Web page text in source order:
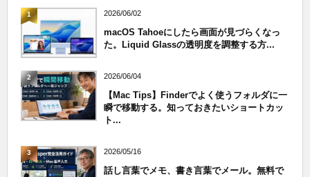
1 2026/06/02
macOS Tahoeにしたら画面が見づらくなっ
た。Liquid Glassの透明度を調整する方...
2 2026/06/04
【Mac Tips】Finderでよく使うフォルダに一
瞬で移動する。知っておきたいショートカッ
ト...
3 2026/05/16
話し言葉でメモ、書き言葉でメール。無料で